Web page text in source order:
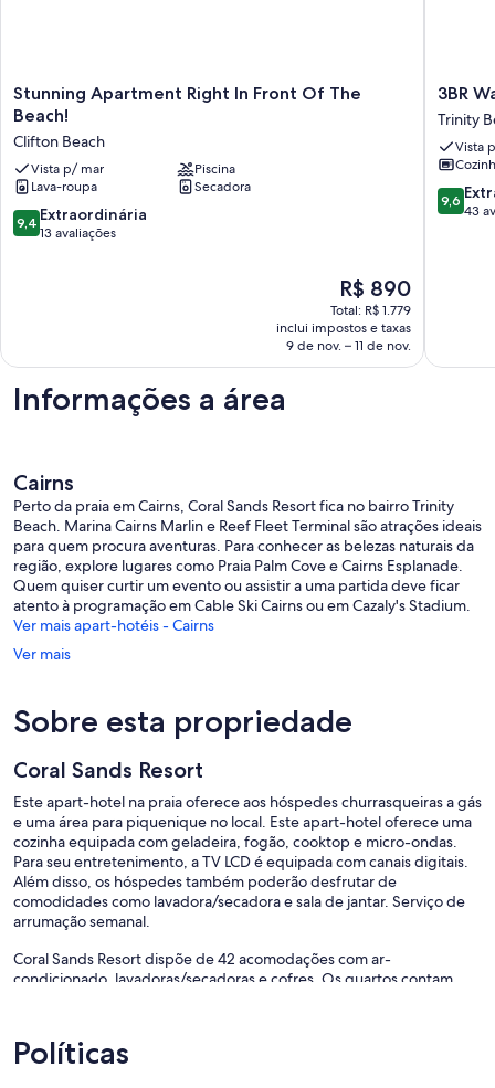
Stunning
Apartment
In
Front
Of
The
Beach!
Stunning Apartment Right In Front Of The
Beach!
Clifton Beach
Vista p/ mar
Piscina
Lava-roupa
Secadora
9.4
de
9,4 Extraordinária
13 avaliações
O
preço
é
de
R$ 890
R$ 890
Total: R$ 1.779
inclui impostos e taxas
9 de nov. – 11 de nov.
3BR
"The
Beach
House"
-
WIFI
3BR
Trinity
Vista
9.6
de
9,6
43
Informações a área
Cairns
Perto da praia em Cairns, Coral Sands Resort fica no bairro Trinity
Beach. Marina Cairns Marlin e Reef Fleet Terminal são atrações ideais
para quem procura aventuras. Para conhecer as belezas naturais da
região, explore lugares como Praia Palm Cove e Cairns Esplanade.
Quem quiser curtir um evento ou assistir a uma partida deve ficar
atento à programação em Cable Ski Cairns ou em Cazaly's Stadium.
Ver mais apart-hotéis - Cairns
Ver mais
Sobre esta propriedade
Coral Sands Resort
Este apart-hotel na praia oferece aos hóspedes churrasqueiras a gás
e uma área para piquenique no local. Este apart-hotel oferece uma
cozinha equipada com geladeira, fogão, cooktop e micro-ondas.
Para seu entretenimento, a TV LCD é equipada com canais digitais.
Além disso, os hóspedes também poderão desfrutar de
comodidades como lavadora/secadora e sala de jantar. Serviço de
arrumação semanal.
Coral Sands Resort dispõe de 42 acomodações com ar-
condicionado, lavadoras/secadoras e cofres. Os quartos contam
acomodações com cozinhas com Geladeira/freezer grandes,
cooktops, micro-ondas e áreas para refeições separadas. Os
Políticas